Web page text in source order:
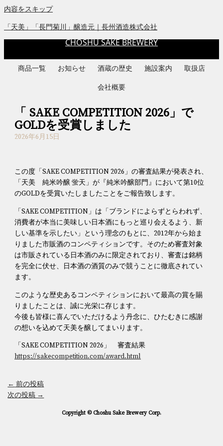
内容をスキップ
「天美」「長門菊川」醸造元｜長州酒造株式会社
CHOSHU SAKE BREWERY
商品一覧 お知らせ 酒蔵の歴史 施設案内 取扱店
会社概要
「 SAKE COMPETITION 2026」で
GOLDを受賞しました
2026年6月15日
この度「SAKE COMPETITION 2026」の審査結果が発表され、
「天美 純米吟醸 蛍天」が『純米吟醸部門』において第10位
のGOLDを受賞いたしましたことをご報告致します。
「SAKE COMPETITION」は「ブランドによらずとらわれず、
消費者が本当に美味しい日本酒にもっと巡り会えるよう、新
しい基準を示したい」という理念のもとに、2012年から始ま
りました市販酒のコンペティションです。そのため審査対象
は市販されている日本酒のみに限定されており、審査は銘柄
を完全に伏せ、日本酒の酒質のみで競うことに徹底されてい
ます。
このような歴史あるコンペティションにおいて最高の賞を賜
りましたことは、誠に光栄に存じます。
今後も皆様に喜んでいただけるよう丹念に、ひたむきに感謝
の想いを込めて天美を醸してまいります。
「SAKE COMPETITION 2026」 審査結果
https://sakecompetition.com/award.html
← 前の投稿
次の投稿 →
Copyright © Choshu Sake Brewery Corp.